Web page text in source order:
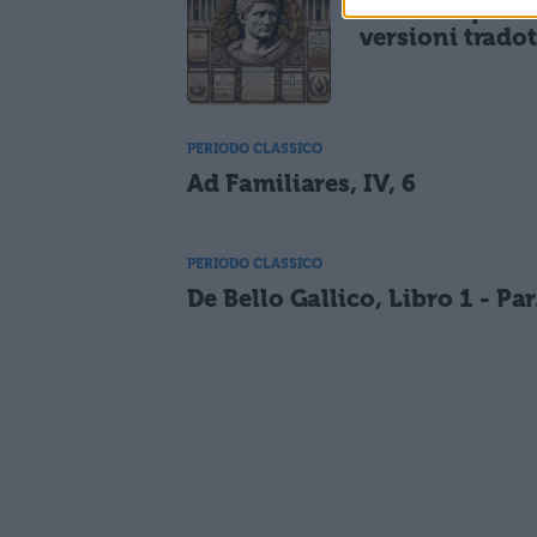
Cesare: opere
versioni
PERIODO CLASSICO
Ad Familiares, IV, 6
PERIODO CLASSICO
De Bello Gallico, Libro 1 -